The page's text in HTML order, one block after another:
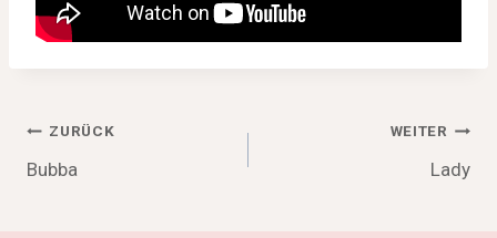
Beitragsnavigation
ZURÜCK
Bubba
WEITER
Lady